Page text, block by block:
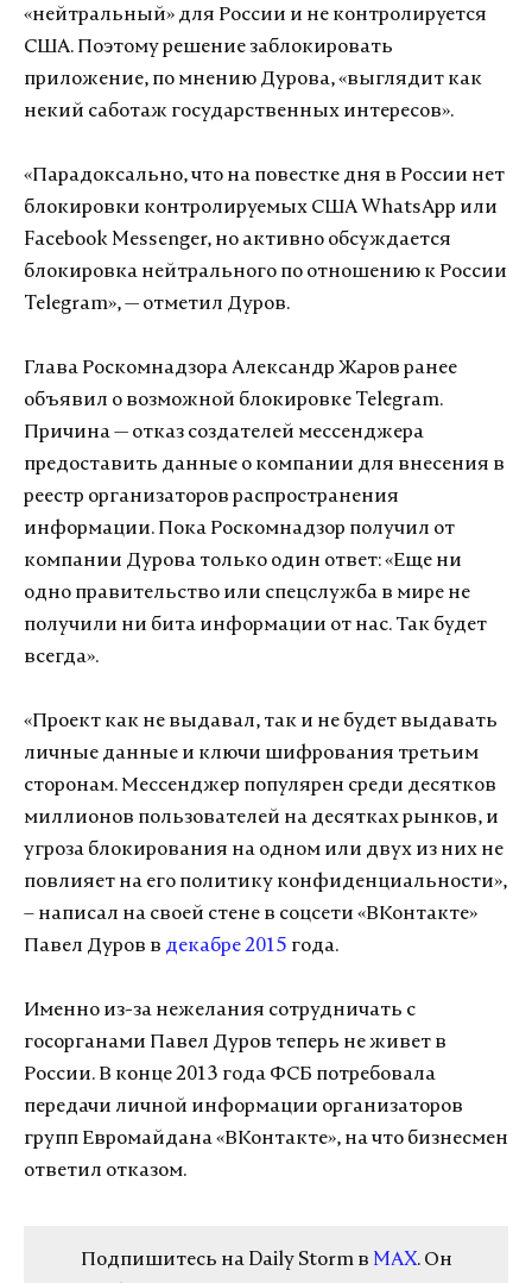
«нейтральный» для России и не контролируется
США. Поэтому решение заблокировать
приложение, по мнению Дурова, «выглядит как
некий саботаж государственных интересов».
«Парадоксально, что на повестке дня в России нет
блокировки контролируемых США WhatsApp или
Facebook Messenger, но активно обсуждается
блокировка нейтрального по отношению к России
Telegram», — отметил Дуров.
Глава Роскомнадзора Александр Жаров ранее
объявил о возможной блокировке Telegram.
Причина — отказ создателей мессенджера
предоставить данные о компании для внесения в
реестр организаторов распространения
информации. Пока Роскомнадзор получил от
компании Дурова только один ответ: «Еще ни
одно правительство или спецслужба в мире не
получили ни бита информации от нас. Так будет
всегда».
«Проект как не выдавал, так и не будет выдавать
личные данные и ключи шифрования третьим
сторонам. Мессенджер популярен среди десятков
миллионов пользователей на десятках рынков, и
угроза блокирования на одном или двух из них не
повлияет на его политику конфиденциальности»,
– написал на своей стене в соцсети «ВКонтакте»
Павел Дуров в декабре 2015 года.
Именно из-за нежелания сотрудничать с
госорганами Павел Дуров теперь не живет в
России. В конце 2013 года ФСБ потребовала
передачи личной информации организаторов
групп Евромайдана «ВКонтакте», на что бизнесмен
ответил отказом.
Подпишитесь на Daily Storm в MAX. Он